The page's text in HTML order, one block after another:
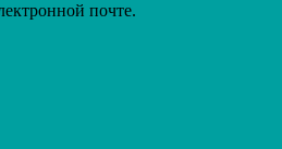
почте.